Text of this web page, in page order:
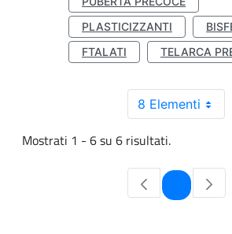
PLASTICIZZANTI
FTALATI
TELARCA
8 Elementi
Mostrati 1 - 6 su 6 risultati.
Pagina